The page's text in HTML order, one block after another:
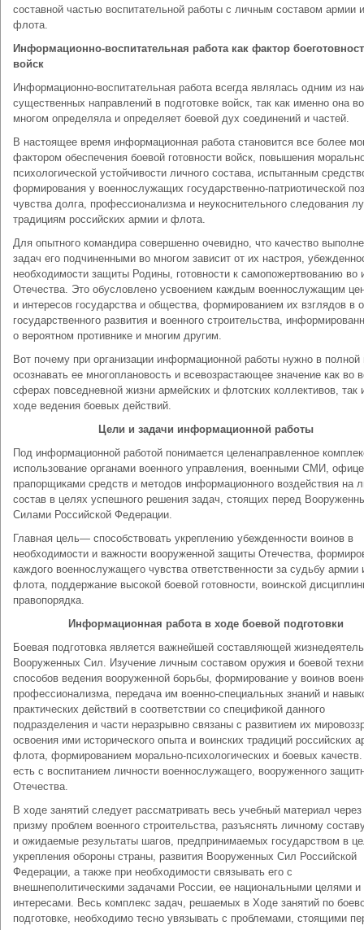
составной частью воспитательной работы с личным составом армии и
флота.
Информационно-воспитательная работа как фактор
войск
Информационно-воспитательная работа всегда являлась одним из
существенных направлений в подготовке войск, так как именно она во
многом определяла и определяет боевой дух соединений и частей.
В настоящее время информационная работа становится все более
фактором обеспечения боевой готовности войск, повышения
психологической устойчивости личного состава, испытанным
формирования у военнослужа­щих государственно-патриотической
чувства долга, профессионализма и неукоснительного следования
тра­дициям российских армии и флота.
Для опытного командира совершенно очевидно, что качество
задач его подчиненными во многом зависит от их настроя,
необходимости защиты Родины, готов­ности к самопожертвованию во
Отечества. Это обусловлено усвоением каждым военнослужащим
и интересов го­сударства и общества, формированием их взглядов в
го­сударственного развития и военного строительства,
о вероятном противнике и многим другим.
Вот почему при организации информационной работы нужно в полной
осознавать ее многоплановость и всевозрастающее значение как во
сферах повседневной жизни армейских и флотских коллективов, так
ходе ведения боевых действий.
Цели и задачи информационной работы
Под информационной работой понимается целенаправленное
использование органами военного управления, военными СМИ,
прапорщиками средств и методов информационного воз­действия на
состав в целях успешного решения задач, стоящих перед
Силами Российской Федерации.
Главная цель— способствовать укреплению убежденности воинов в
необходимости и важности вооруженной защиты Оте­чества,
каждого военнослужащего чувства от­ветственности за судьбу армии
флота, поддержание высокой боевой готовности, воинской
правопорядка.
Информационная работа в ходе боевой подготовки
Боевая подготовка является важнейшей составляющей
Вооруженных Сил. Изучение личным составом оружия и боевой
способов ведения вооруженной борьбы, формирование у вои­нов
профессионализма, передача им военно-специальных знаний и
практических действий в соот­ветствии со спецификой данного
подразделения и части нераз­рывно связаны с развитием их
освоения ими ис­торического опыта и воинских традиций российских
флота, формированием морально-психологических и боевых
есть с воспитанием личности военнослужащего, воору­женного
Отечества.
В ходе занятий следует рассматривать весь учебный материал через
призму проблем военного строительства, разъяснять лич­ному
и ожидаемые результаты шагов, предприни­маемых государством в
укрепления обороны страны, раз­вития Вооруженных Сил Российской
Федерации, а также при необходимости связывать его с
внешнеполитическими задачами России, ее национальными целями и
интересами. Весь комплекс задач, решаемых в Ходе занятий по
подготовке, необхо­димо тесно увязывать с проблемами, стоящими